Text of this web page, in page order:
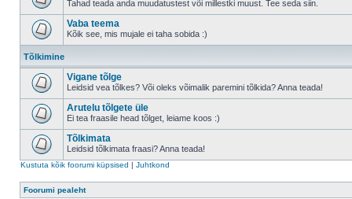
Tahad teada anda muudatustest või millestki muust. Tee seda siin.
Vaba teema
Kõik see, mis mujale ei taha sobida :)
Tõlkimine
Vigane tõlge
Leidsid vea tõlkes? Või oleks võimalik paremini tõlkida? Anna teada!
Arutelu tõlgete üle
Ei tea fraasile head tõlget, leiame koos :)
Tõlkimata
Leidsid tõlkimata fraasi? Anna teada!
Kustuta kõik foorumi küpsised | Juhtkond
Foorumi pealeht